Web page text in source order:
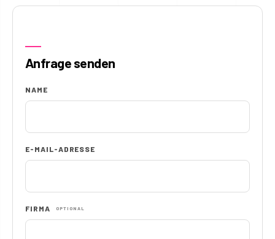
Anfrage senden
NAME
E-MAIL-ADRESSE
FIRMA OPTIONAL